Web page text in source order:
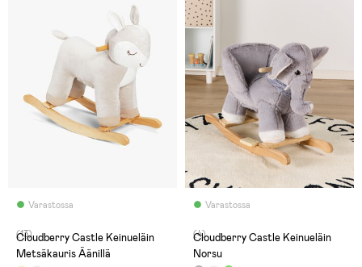
Varastossa
(13)
Cloudberry Castle Keinueläin
Metsäkauris Äänillä
Varastossa
(4)
Cloudberry Castle Keinueläin
Norsu